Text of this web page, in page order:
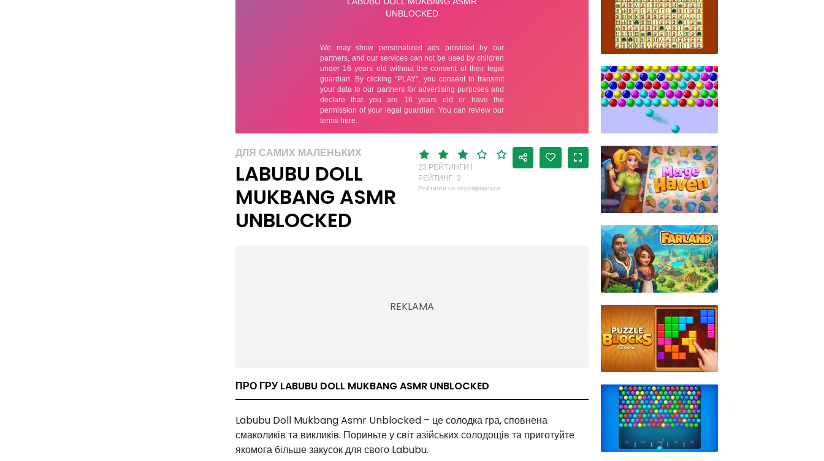
ДЛЯ САМИХ МАЛЕНЬКИХ
LABUBU DOLL
MUKBANG ASMR
UNBLOCKED
23 РЕЙТИНГИ |
РЕЙТИНГ: 3
Рейтинги не перевіряються
ПРО ГРУ LABUBU DOLL MUKBANG ASMR UNBLOCKED
Labubu Doll Mukbang Asmr Unblocked – це солодка гра, сповнена
смаколиків та викликів. Пориньте у світ азійських солодощів та приготуйте
якомога більше закусок для свого Labubu.